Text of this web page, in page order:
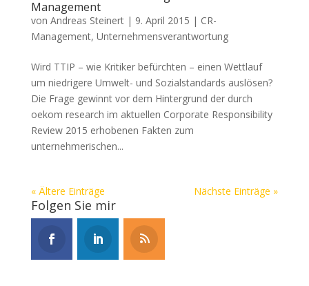
Management
von Andreas Steinert| 9. April 2015 | CR-
Management, Unternehmensverantwortung
Wird TTIP – wie Kritiker befürchten – einen Wettlauf
um niedrigere Umwelt- und Sozialstandards auslösen?
Die Frage gewinnt vor dem Hintergrund der durch
oekom research im aktuellen Corporate Responsibility
Review 2015 erhobenen Fakten zum
unternehmerischen...
« Ältere Einträge Nächste Einträge »
Folgen Sie mir